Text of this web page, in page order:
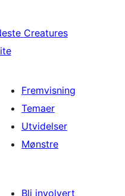
Creatures
Fremvisning
Temaer
Utvidelser
Mønstre
Bli involvert